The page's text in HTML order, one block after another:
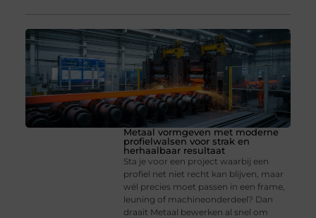
Metaal vormgeven met moderne
profielwalsen voor strak en
herhaalbaar resultaat
Sta je voor een project waarbij een
profiel net niet recht kan blijven, maar
wél precies moet passen in een frame,
leuning of machineonderdeel? Dan
draait Metaal bewerken al snel om